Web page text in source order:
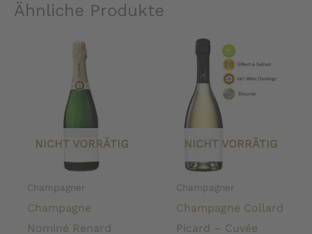
Ähnliche Produkte
NICHT VORRÄTIG
Champagner
Champagne
Nominé Renard
NICHT VORRÄTIG
Champagner
Champagne Collard
Picard – Cuvée